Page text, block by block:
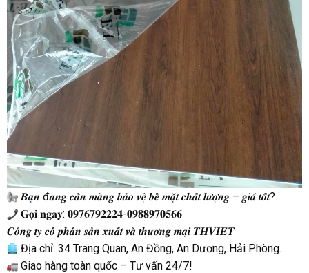
𝑩𝒂̣𝒏 đ𝒂𝒏𝒈 𝒄𝒂̂̀𝒏 𝒎𝒂̀𝒏𝒈 𝒃𝒂̉𝒐 𝒗𝒆̣̂ 𝒃𝒆̂̀ 𝒎𝒂̣̆𝒕 𝒄𝒉𝒂̂́𝒕 𝒍𝒖̛𝒐̛̣𝒏𝒈 – 𝒈𝒊𝒂́ 𝒕𝒐̂́𝒕?
𝐆𝐨̣𝐢 𝐧𝐠𝐚𝐲: 𝟎𝟗𝟕𝟔𝟕𝟗𝟐𝟐𝟐𝟒-𝟎𝟗𝟖𝟖𝟗𝟕𝟎𝟓𝟔𝟔
𝑪𝒐̂𝒏𝒈 𝒕𝒚 𝒄𝒐̂̉ 𝒑𝒉𝒂̂̀𝒏 𝒔𝒂̉𝒏 𝒙𝒖𝒂̂́𝒕 𝒗𝒂̀ 𝒕𝒉𝒖̛𝒐̛𝒏𝒈 𝒎𝒂̣𝒊 𝑻𝑯𝑽𝑰𝑬𝑻
Địa chỉ: 34 Trang Quan, An Đồng, An Dương, Hải Phòng.
Giao hàng toàn quốc – Tư vấn 24/7!